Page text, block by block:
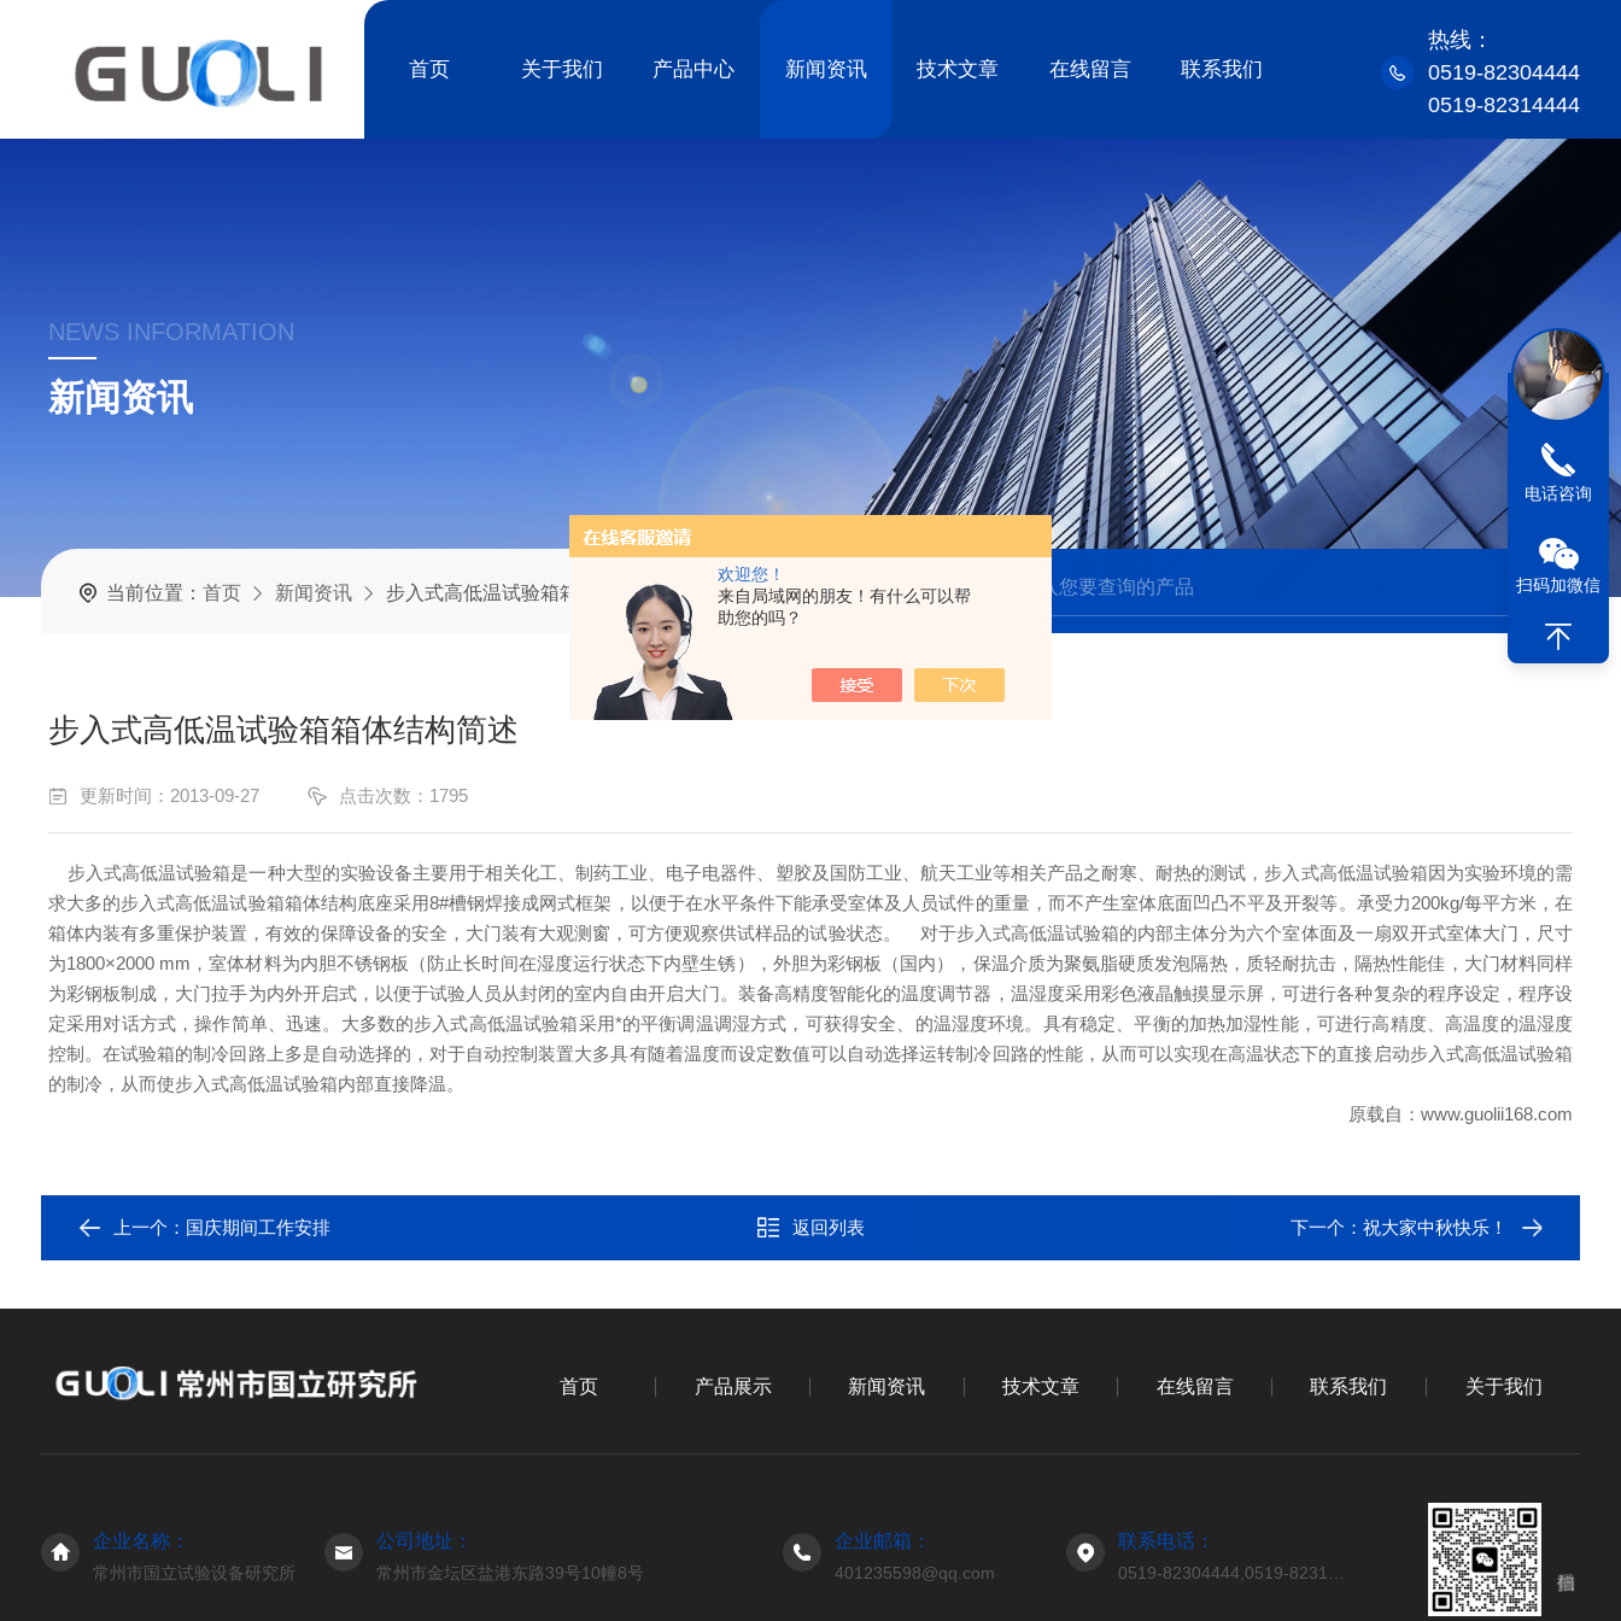
欢迎您！
来自局域网的朋友！有什么可以帮
助您的吗？
首页 关于我们 产品中心 新闻资讯 技术文章 在线留言 联系我们
热线：
0519-82304444
0519-82314444
NEWS INFORMATION
新闻资讯
当前位置： 首页 新闻资讯 步入式高低温试验箱箱体结构简述
步入式高低温试验箱箱体结构简述
更新时间：2013-09-27 点击次数：1795
步入式高低温试验箱是一种大型的实验设备主要用于相关化工、制药工业、电子电器件、塑胶及国防工业、航天工业等相关产品之耐寒、耐热的测试，步入式高低温试验箱因为实验环境的需
求大多的步入式高低温试验箱箱体结构底座采用8#槽钢焊接成网式框架，以便于在水平条件下能承受室体及人员试件的重量，而不产生室体底面凹凸不平及开裂等。承受力200kg/每平方米，在
箱体内装有多重保护装置，有效的保障设备的安全，大门装有大观测窗，可方便观察供试样品的试验状态。
对于步入式高低温试验箱的内部主体分为六个室体面及一扇双开式室体大门，尺寸
为1800×2000 mm，室体材料为内胆不锈钢板（防止长时间在湿度运行状态下内壁生锈），外胆为彩钢板（国内），保温介质为聚氨脂硬质发泡隔热，质轻耐抗击，隔热性能佳，大门材料同样
为彩钢板制成，大门拉手为内外开启式，以便于试验人员从封闭的室内自由开启大门。装备高精度智能化的温度调节器，温湿度采用彩色液晶触摸显示屏，可进行各种复杂的程序设定，程序设
定采用对话方式，操作简单、迅速。大多数的步入式高低温试验箱采用*的平衡调温调湿方式，可获得安全、的温湿度环境。具有稳定、平衡的加热加湿性能，可进行高精度、高温度的温湿度
控制。在试验箱的制冷回路上多是自动选择的，对于自动控制装置大多具有随着温度而设定数值可以自动选择运转制冷回路的性能，从而可以实现在高温状态下的直接启动步入式高低温试验箱
的制冷，从而使步入式高低温试验箱内部直接降温。
原载自：www.guolii168.com
上一个： 国庆期间工作安排 返回列表 下一个：祝大家中秋快乐！
首页 产品展示 新闻资讯 技术文章 在线留言 联系我们 关于我们
企业名称：
常州市国立试验设备研究所
公司地址：
常州市金坛区盐港东路39号10幢8号
企业邮箱：
401235598@qq.com
联系电话：
电话咨询
扫码加微信